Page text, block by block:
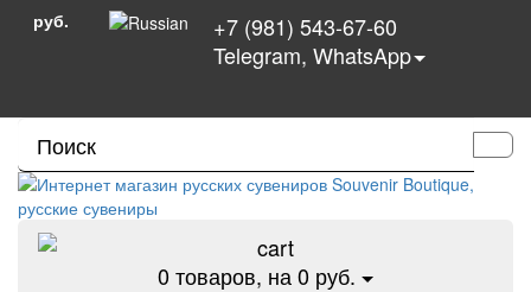
руб.
+7 (981) 543-67-60
Telegram, WhatsApp
0товаров, на 0 руб.